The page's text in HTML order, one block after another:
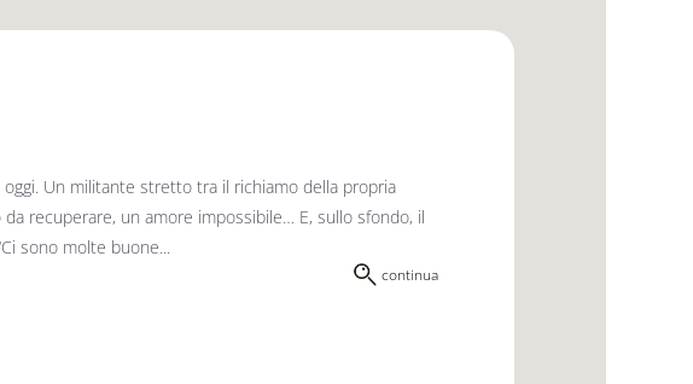
oggi. Un militante stretto tra il richiamo della propria
recuperare, un amore impossibile… E, sullo sfondo, il
sono molte buone...
continua